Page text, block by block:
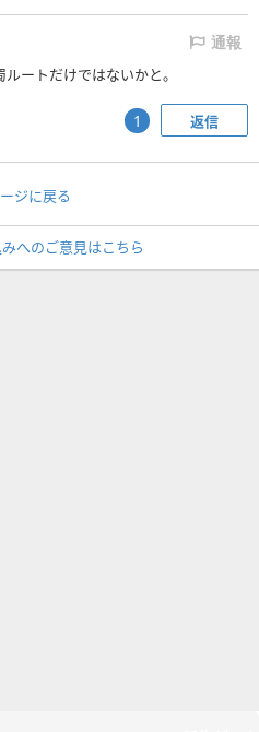
通報
ートだけではないかと。
返信
1
ジに戻る
へのご意見はこちら